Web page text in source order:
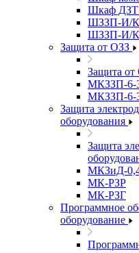
Шкаф
ШЗЗП-И/
ШЗЗП-И/
Защита от ОЗЗ
Защита от
МКЗЗП-6-
МКЗЗП-6-
Защита
оборудования
Защита
МКЗиД-
МК-РЗР
МК-РЗГ
Программное
оборудование